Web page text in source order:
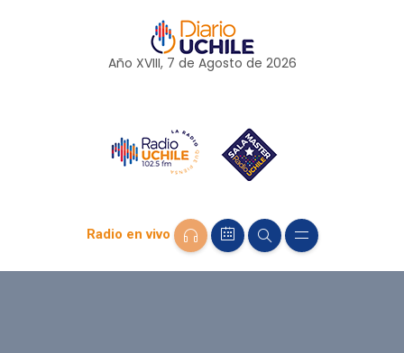
Año XVIII, 7 de Agosto de 2026
Radio en vivo